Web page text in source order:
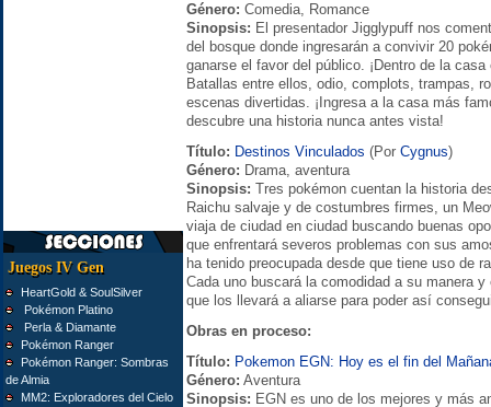
Juegos IV Gen
HeartGold & SoulSilver
Pokémon Platino
Perla & Diamante
Pokémon Ranger
Pokémon Ranger: Sombras
de Almia
MM2: Exploradores del Cielo
Género: Comedia, Romance
Sinopsis: El presentador Jigglypuff nos
del bosque donde ingresarán a convivir 20
ganarse el favor del público. ¡Dentro de la
Batallas entre ellos, odio, complots, trampas,
escenas divertidas. ¡Ingresa a la casa más
descubre una historia nunca antes vista!
Título: Destinos Vinculados (Por Cygnus)
Género: Drama, aventura
Sinopsis: Tres pokémon cuentan la historia
Raichu salvaje y de costumbres firmes, un
viaja de ciudad en ciudad buscando buenas
que enfrentará severos problemas con sus
ha tenido preocupada desde que tiene uso de
Cada uno buscará la comodidad a su manera
que los llevará a aliarse para poder así
Obras en proceso:
Título: Pokemon EGN: Hoy es el fin del
Género: Aventura
Sinopsis: EGN es uno de los mejores y más